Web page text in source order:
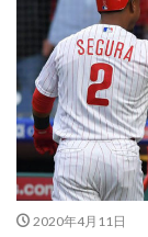
2020年4月11日